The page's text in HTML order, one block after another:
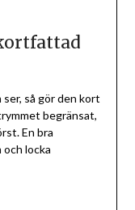
så gör den kort
begränsat,
En bra
locka